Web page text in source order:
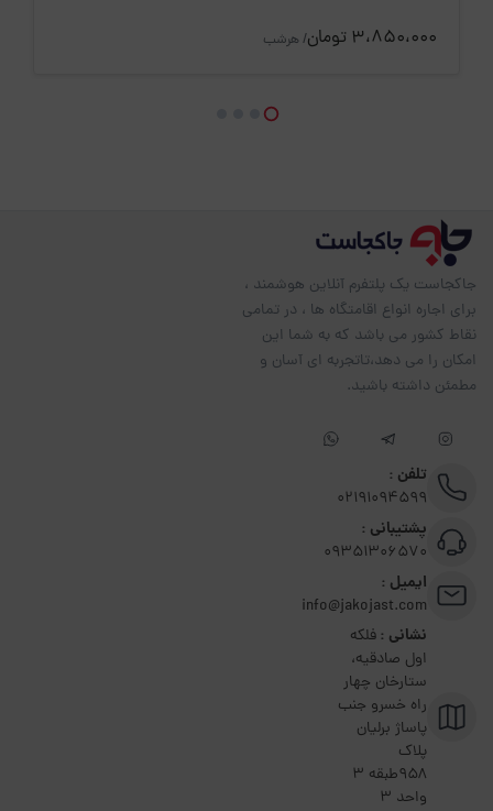
3،850،000 تومان / هرشب
جاکجاست یک پلتفرم آنلاین هوشمند ،
برای اجاره انواع اقامتگاه ها ، در تمامی
نقاط کشور می باشد که به شما این
امکان را می دهد،تاتجربه ای آسان و
مطمئن داشته باشید.
تلفن :
02191094599
پشتیبانی :
09351306570
ایمیل :
info@jakojast.com
نشانی :فلکه
اول صادقیه،
ستارخان چهار
راه خسرو جنب
پاساژ برلیان
پلاک
۹۵۸طبقه 3
واحد 3